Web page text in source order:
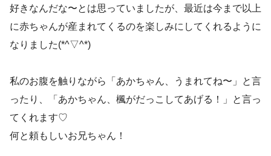
好きなんだな〜とは思っていましたが、最近は今まで以上
に赤ちゃんが産まれてくるのを楽しみにしてくれるように
なりました(*^▽^*)
私のお腹を触りながら「あかちゃん、うまれてね〜」と言
ったり、「あかちゃん、楓がだっこしてあげる！」と言っ
てくれます♡
何と頼もしいお兄ちゃん！